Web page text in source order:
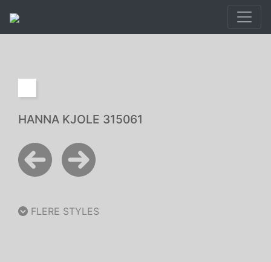
HANNA KJOLE 315061
FLERE STYLES